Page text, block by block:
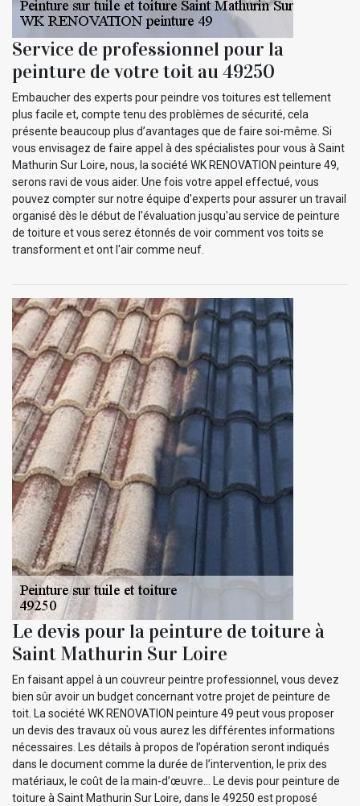
Service de professionnel pour la
peinture de votre toit au 49250
Embaucher des experts pour peindre vos toitures est tellement
plus facile et, compte tenu des problèmes de sécurité, cela
présente beaucoup plus d’avantages que de faire soi-même. Si
vous envisagez de faire appel à des spécialistes pour vous à Saint
Mathurin Sur Loire, nous, la société WK RENOVATION peinture 49,
serons ravi de vous aider. Une fois votre appel effectué, vous
pouvez compter sur notre équipe d'experts pour assurer un travail
organisé dès le début de l'évaluation jusqu'au service de peinture
de toiture et vous serez étonnés de voir comment vos toits se
transforment et ont l'air comme neuf.
Le devis pour la peinture de toiture à
Saint Mathurin Sur Loire
En faisant appel à un couvreur peintre professionnel, vous devez
bien sûr avoir un budget concernant votre projet de peinture de
toit. La société WK RENOVATION peinture 49 peut vous proposer
un devis des travaux où vous aurez les différentes informations
nécessaires. Les détails à propos de l’opération seront indiqués
dans le document comme la durée de l’intervention, le prix des
matériaux, le coût de la main-d’œuvre… Le devis pour peinture de
toiture à Saint Mathurin Sur Loire, dans le 49250 est proposé